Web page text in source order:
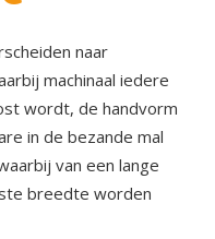
naar
machinaal iedere
wordt, de handvorm
in de bezande mal
van een lange
breedte worden